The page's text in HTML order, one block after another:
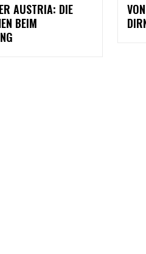
AUSTRIA: DIE
BEIM